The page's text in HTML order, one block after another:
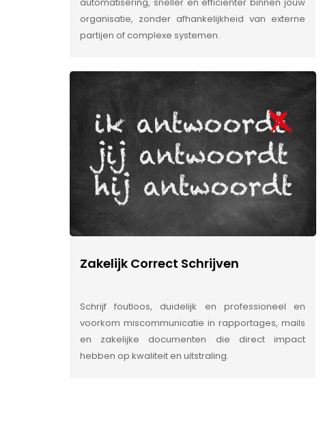
organisatie, zonder afhankelijkheid van externe
partijen of complexe systemen.
Zakelijk Correct Schrijven
Schrijf foutloos, duidelijk en professioneel en
voorkom miscommunicatie in rapportages, mails
en zakelijke documenten die direct impact
hebben op kwaliteit en uitstraling.